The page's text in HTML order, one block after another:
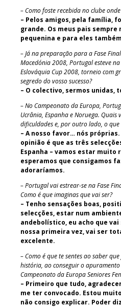
– Como foste recebida no clube
– Pelos amigos, pela família,
grande. Os meus pais sempre
pequenina e para eles
– Já na preparação para a Fase
Macedónia 2008, Portugal esteve
Eslováquia Cup 2008, torneio com
segredo do vosso sucesso?
– O colectivo, sermos unidas,
– No Campeonato da Europa,
Ucrânia, Espanha e Noruega. Quais
dificuldades e, por outro lado, o
– A nosso favor… nós
opinião é que as três
Espanha – vamos estar muito
esperamos que consigamos
adoraríamos.
– Portugal vai estrear-se na Fase
Como é que imaginas que vai ser?
– Tenho sensações boas,
selecções, estar num
andebolístico, eu acho que vai
nossa primeira vez, vai ser
excelente.
– Como é que te sentes ao saber
história, ao conseguir o
Campeonato da Europa Seniores
– Primeiro que tudo,
me ter convocado. Estou
não consigo explicar. Poder